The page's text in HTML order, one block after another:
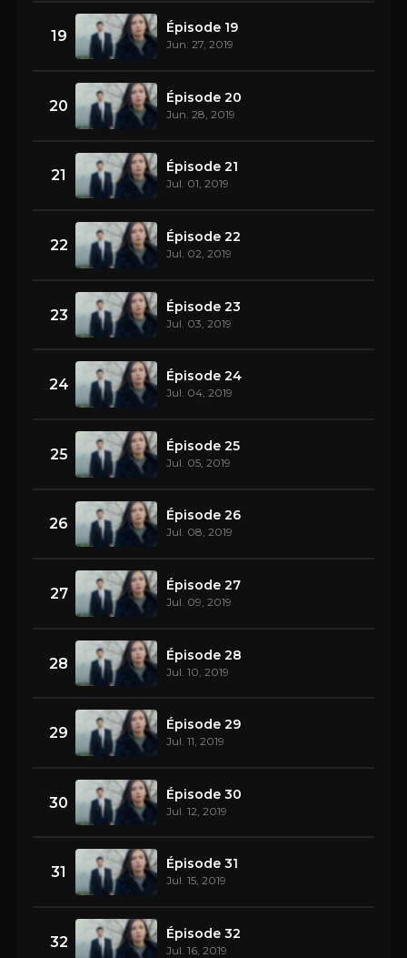
19 Épisode 19
Jun. 27, 2019
20 Épisode 20
Jun. 28, 2019
21 Épisode 21
Jul. 01, 2019
22 Épisode 22
Jul. 02, 2019
23 Épisode 23
Jul. 03, 2019
24 Épisode 24
Jul. 04, 2019
25 Épisode 25
Jul. 05, 2019
26 Épisode 26
Jul. 08, 2019
27 Épisode 27
Jul. 09, 2019
28 Épisode 28
Jul. 10, 2019
29 Épisode 29
Jul. 11, 2019
30 Épisode 30
Jul. 12, 2019
31 Épisode 31
Jul. 15, 2019
32 Épisode 32
Jul. 16, 2019